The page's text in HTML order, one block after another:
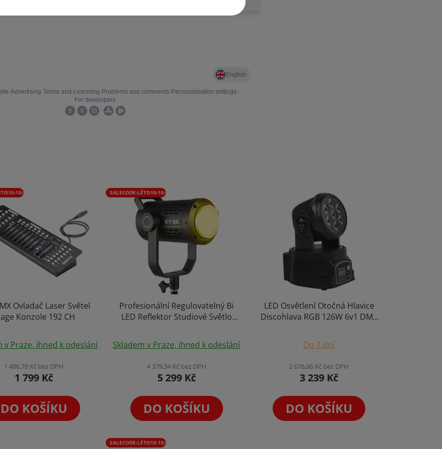
Ovladač Laser Světel
Konzole 192 CH
hodnocení
produktu
je
z
v Praze, ihned k odeslání
1 486,78 Kč bez DPH
1 799 Kč
DO KOŠÍKU
SALECODE:LÉTO10:10:%
Profesionální Regulovatelný Bi
LED Reflektor Studiové Světlo
Mount s Krytkou 500W Dálkové
Ovládáníhodnocení
produktu
je
z
Skladem v Praze, ihned k odeslání
4 379,34 Kč bez DPH
5 299 Kč
DO KOŠÍKU
LED Osvětlení Otočná Hlavice
Discohlava RGB 126W 6v1 DMX
Do 7 dní
2 676,86 Kč bez DPH
3 239 Kč
DO KOŠÍKU
SALECODE:LÉTO10:10:%